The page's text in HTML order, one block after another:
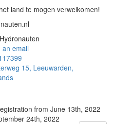
land te mogen verwelkomen!
an email
15, Leeuwarden,
from June 13th, 2022
24th, 2022